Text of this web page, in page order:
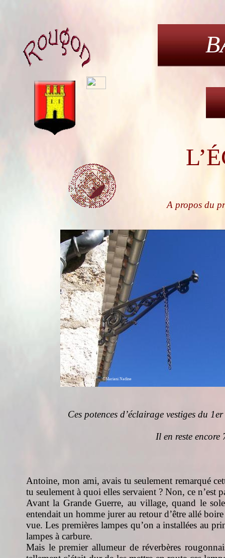
A propos du
Antoine, mon ami, avais tu seulement remarqué
tu seulement à quoi elles servaient ? Non, ce
Avant la Grande Guerre, au village, quand le
entendait un homme jurer au retour d’être allé
vue. Les premières lampes qu’on a installées au
lampes à carbure.
Mais le premier allumeur de réverbères
L’É
©Mariani Nadine
Ces potences d’éclairage vestiges du
Il en reste